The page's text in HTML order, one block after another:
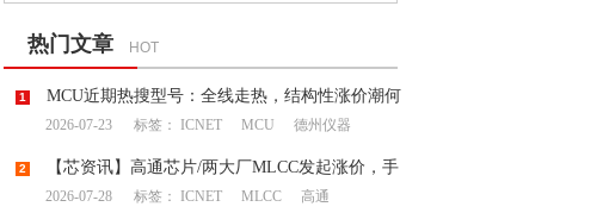
热门文章 HOT
1
MCU近期热搜型号：全线走热，结构性涨价潮何
去何从？
2026-07-23 标签： ICNET MCU 德州仪器
2
【芯资讯】高通芯片/两大厂MLCC发起涨价，手
机供应链产生上下游博弈
2026-07-28 标签： ICNET MLCC 高通